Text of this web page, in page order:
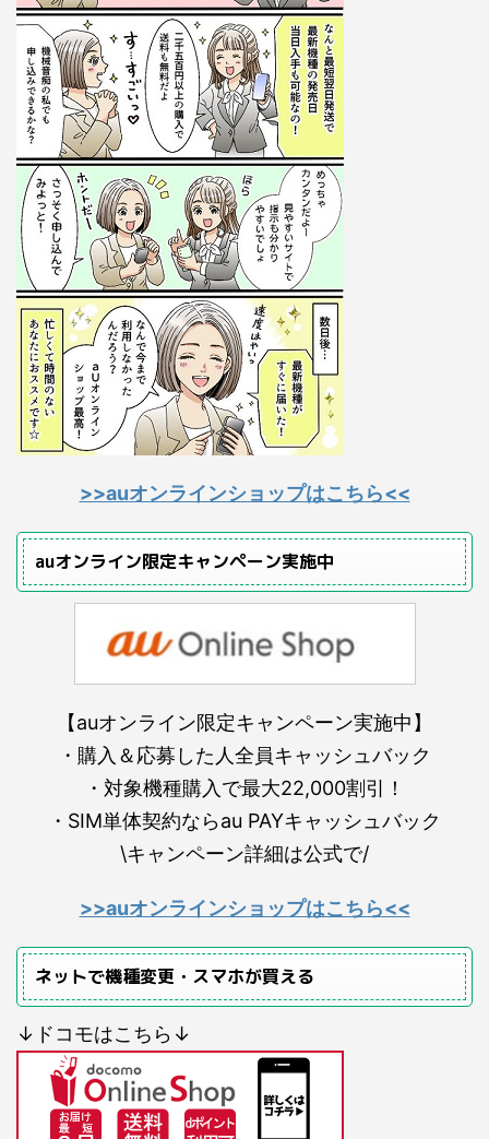
>>auオンラインショップはこちら<<
auオンライン限定キャンペーン実施中
【auオンライン限定キャンペーン実施中】
・購入＆応募した人全員キャッシュバック
・対象機種購入で最大22,000割引！
・SIM単体契約ならau PAYキャッシュバック
\キャンペーン詳細は公式で/
>>auオンラインショップはこちら<<
ネットで機種変更・スマホが買える
↓ドコモはこちら↓